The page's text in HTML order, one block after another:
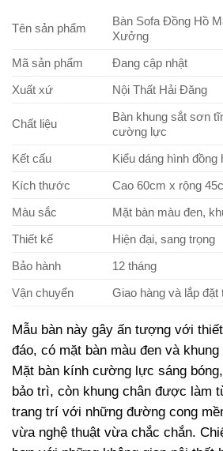
Tên sản phẩm
Bàn Sofa Đồng Hồ
Xưởng
Mã sản phẩm
Đang cập nhật
Xuất xứ
Nội Thất Hải Đăng
Chất liệu
Bàn khung sắt sơn
cường lực
Kết cấu
Kiểu dáng hình đồng
Kích thước
Cao 60cm x rộng
Màu sắc
Mặt bàn màu đen,
Thiết kế
Hiện đại, sang trọng
Bảo hành
12 tháng
Vận chuyển
Giao hàng và lắp đặt
Mẫu bàn này gây ấn tượng với
đáo, có mặt bàn màu đen và
Mặt bàn kính cường lực sáng
bảo trì, còn khung chân được làm
trang trí với những đường cong
vừa nghệ thuật vừa chắc chắn.